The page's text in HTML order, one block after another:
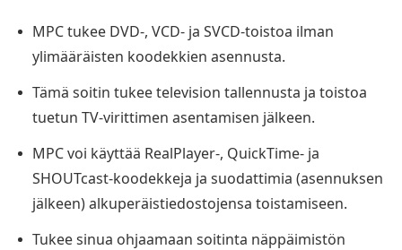
MPC tukee DVD-, VCD- ja SVCD-toistoa ilman
ylimääräisten koodekkien asennusta.
Tämä soitin tukee television tallennusta ja toistoa
tuetun TV-virittimen asentamisen jälkeen.
MPC voi käyttää RealPlayer-, QuickTime- ja
SHOUTcast-koodekkeja ja suodattimia (asennuksen
jälkeen) alkuperäistiedostojensa toistamiseen.
Tukee sinua ohjaamaan soitinta näppäimistön